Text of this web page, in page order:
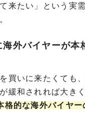
来たい」という実
外バイヤーが本
買いに来たくても
緩和されれば大き
格的な海外バイヤ